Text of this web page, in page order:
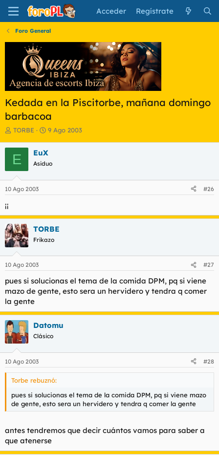
Acceder Regístrate
Foro General
Kedada en la Piscitorbe, mañana domingo
barbacoa
I
i
c
i
a
d
o
e
l
t
e
m
a
TORBE
F
h
a
e
c
i
9 Ago 2003
E EuX
Asiduo
10 Ago 2003 #26
¡¡
TORBE
Frikazo
10 Ago 2003 #27
pues si solucionas el tema de la comida DPM, pq si viene
mazo de gente, esto sera un hervidero y tendra q comer
la gente
Datomu
Clásico
10 Ago 2003 #28
Torbe rebuznó:
pues si solucionas el tema de la comida DPM, pq si viene mazo
de gente, esto sera un hervidero y tendra q comer la gente
antes tendremos que decir cuántos vamos para saber a
que atenerse